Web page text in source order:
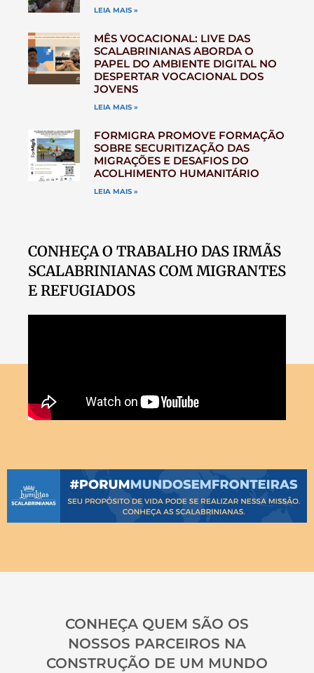
LEIA MAIS »
MÊS VOCACIONAL: LIVE DAS
SCALABRINIANAS ABORDA O
PAPEL DO AMBIENTE DIGITAL NO
DESPERTAR VOCACIONAL DOS
JOVENS
LEIA MAIS »
FORMIGRA PROMOVE FORMAÇÃO
SOBRE SECURITIZAÇÃO DAS
MIGRAÇÕES E DESAFIOS DO
ACOLHIMENTO HUMANITÁRIO
LEIA MAIS »
CONHEÇA O TRABALHO DAS IRMÃS
SCALABRINIANAS COM MIGRANTES
E REFUGIADOS
CONHEÇA QUEM SÃO OS
NOSSOS PARCEIROS NA
CONSTRUÇÃO DE UM MUNDO